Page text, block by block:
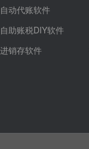
自动代账软件
自助账税DIY软件
进销存软件